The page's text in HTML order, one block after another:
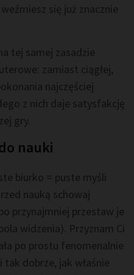
się już znacznie
tej samej zasadzie
zamiast ciągłej,
najczęściej
z nich daje satysfakcję
gry.
nauki
biurko = puste myśli
nauką schowaj
przynajmniej przestaw je
widzenia). Przyznam Ci
po prostu fenomenalnie
dobrze, jak właśnie